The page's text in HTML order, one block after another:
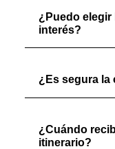
¿Puedo elegir
interés?
¿Es segura la
¿Cuándo
itinerario?